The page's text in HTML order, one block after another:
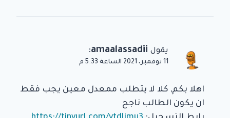
يقول amaalassadii
:
11 نوفمبر، 2021 الساعة 5:33 م
اهلا بكم, كلا لا يتطلب ممعدل معين يجب فقط
ان يكون الطالب ناجح